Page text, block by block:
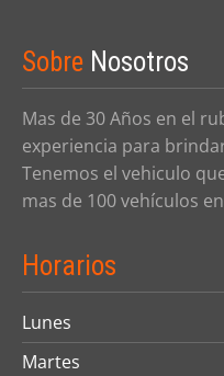
Sobre Nosotros
Mas de 30 Años en el
experiencia para
Tenemos el vehiculo
mas de 100 vehículos
Horarios
Lunes
Martes